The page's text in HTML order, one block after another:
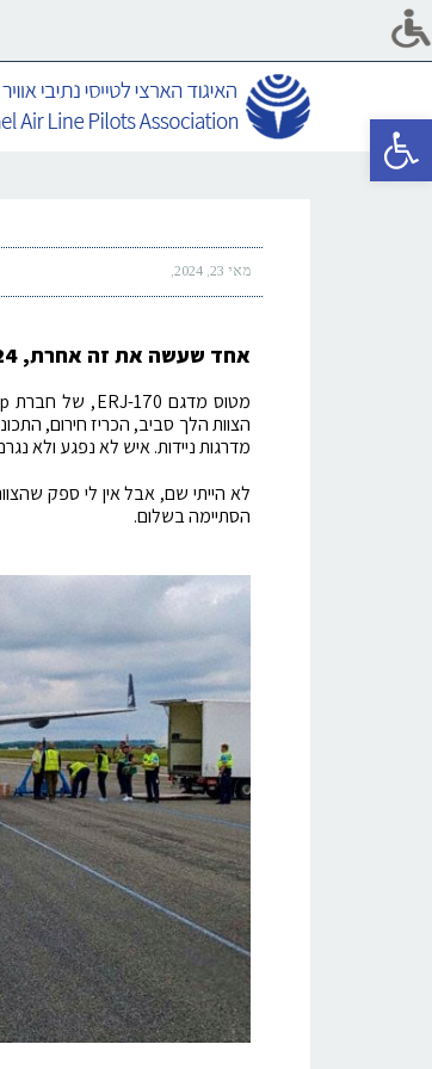
פתח סרגל נגישות
מאי 23, 2024
אחד שעשה את זה אחרת, 11.5.2024
מדרגות ניידות. איש לא נפגע ולא
הסתיימה בשלום.